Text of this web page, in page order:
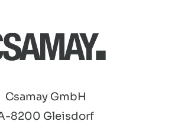
Csamay GmbH
8200 Gleisdorf